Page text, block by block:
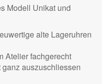
Modell Unikat und
alte Lageruhren
Atelier fachgerecht
auszuschliessen